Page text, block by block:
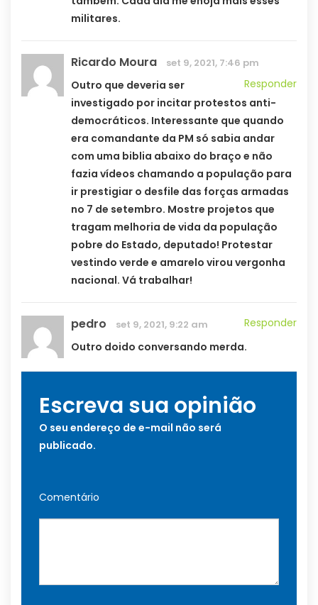
militares.
Ricardo Moura set 9, 2021, 7:46 pm
Responder
Outro que deveria ser
investigado por incitar protestos anti-
democráticos. Interessante que quando
era comandante da PM só sabia andar
com uma biblia abaixo do braço e não
fazia vídeos chamando a população para
ir prestigiar o desfile das forças armadas
no 7 de setembro. Mostre projetos que
tragam melhoria de vida da população
pobre do Estado, deputado! Protestar
vestindo verde e amarelo virou vergonha
nacional. Vá trabalhar!
pedro set 9, 2021, 9:22 am
Responder
Outro doido conversando merda.
Escreva sua opinião
O seu endereço de e-mail não será
publicado.
Comentário